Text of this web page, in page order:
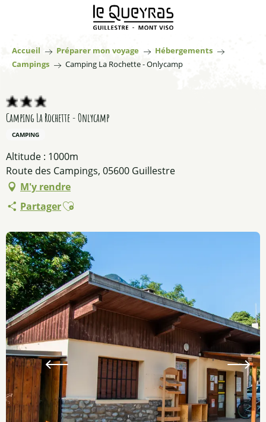
principal
Accueil Préparer mon voyage
Hébergements
Campings
Camping La Rochette - Onlycamp
Camping La Rochette - Onlycamp
CAMPING
Altitude : 1000m
Route des Campings, 05600 Guillestre
M'y rendre
PartagerAjouter aux favoris